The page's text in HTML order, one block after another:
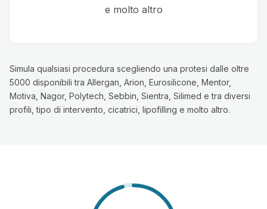
e molto altro
Simula qualsiasi procedura scegliendo una protesi dalle oltre
5000 disponibili tra Allergan, Arion, Eurosilicone, Mentor,
Motiva, Nagor, Polytech, Sebbin, Sientra, Silimed e tra diversi
profili, tipo di intervento, cicatrici, lipofilling e molto altro.